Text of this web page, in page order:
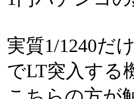
実質1/1240だ
でLT突入する